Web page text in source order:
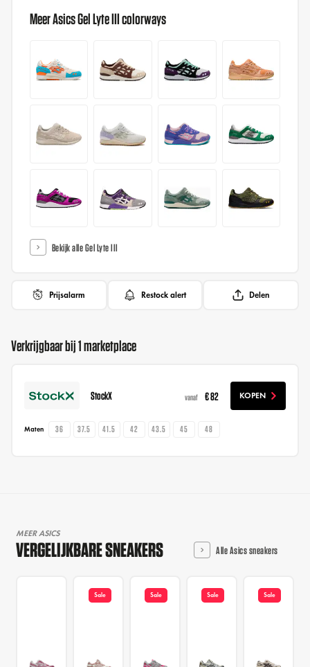
Meer Asics Gel Lyte III colorways
Bekijk alle Gel Lyte III
Prijsalarm Restock alert Delen
Verkrijgbaar bij 1 marketplace
StockX vanaf € 82 KOPEN
Maten 36 37.5 41.5 42 43.5 45 48
MEER ASICS
VERGELIJKBARE SNEAKERS Alle Asics sneakers
Sale Sale Sale Sale